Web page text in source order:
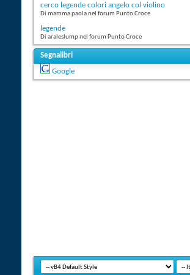
cerco legende colori angelo col violino
Di mamma paola nel forum Punto Croce
legende
Di araleslump nel forum Punto Croce
Segnalibri
Google